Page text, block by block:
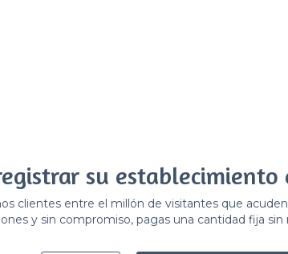
su establecimiento
clientes entre el millón de visitantes que
y sin compromiso, pagas una cantidad fija sin